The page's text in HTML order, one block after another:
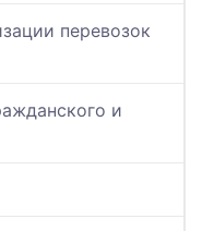
перевозок
и